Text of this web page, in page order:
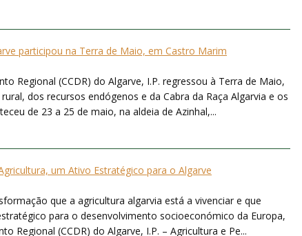
participou na Terra de Maio, em Castro Marim
Regional (CCDR) do Algarve, I.P. regressou à Terra de Maio,
dos recursos endógenos e da Cabra da Raça Algarvia e os
de 23 a 25 de maio, na aldeia de Azinhal,...
um Ativo Estratégico para o Algarve
que a agricultura algarvia está a vivenciar e que
para o desenvolvimento socioeconómico da Europa,
Regional (CCDR) do Algarve, I.P. – Agricultura e Pe...